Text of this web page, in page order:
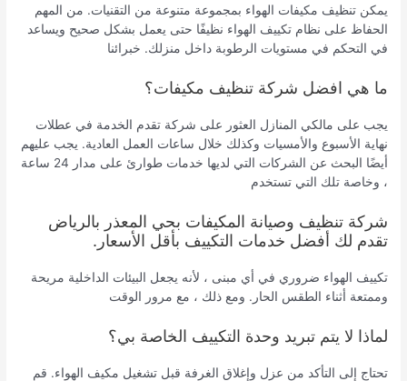
يمكن تنظيف مكيفات الهواء بمجموعة متنوعة من التقنيات. من المهم
الحفاظ على نظام تكييف الهواء نظيفًا حتى يعمل بشكل صحيح ويساعد
في التحكم في مستويات الرطوبة داخل منزلك. خبرائنا
ما هي افضل شركة تنظيف مكيفات؟
يجب على مالكي المنازل العثور على شركة تقدم الخدمة في عطلات
نهاية الأسبوع والأمسيات وكذلك خلال ساعات العمل العادية. يجب عليهم
أيضًا البحث عن الشركات التي لديها خدمات طوارئ على مدار 24 ساعة
، وخاصة تلك التي تستخدم
شركة تنظيف وصيانة المكيفات بحي المعذر بالرياض
تقدم لك أفضل خدمات التكييف بأقل الأسعار.
تكييف الهواء ضروري في أي مبنى ، لأنه يجعل البيئات الداخلية مريحة
وممتعة أثناء الطقس الحار. ومع ذلك ، مع مرور الوقت
لماذا لا يتم تبريد وحدة التكييف الخاصة بي؟
تحتاج إلى التأكد من عزل وإغلاق الغرفة قبل تشغيل مكيف الهواء. قم